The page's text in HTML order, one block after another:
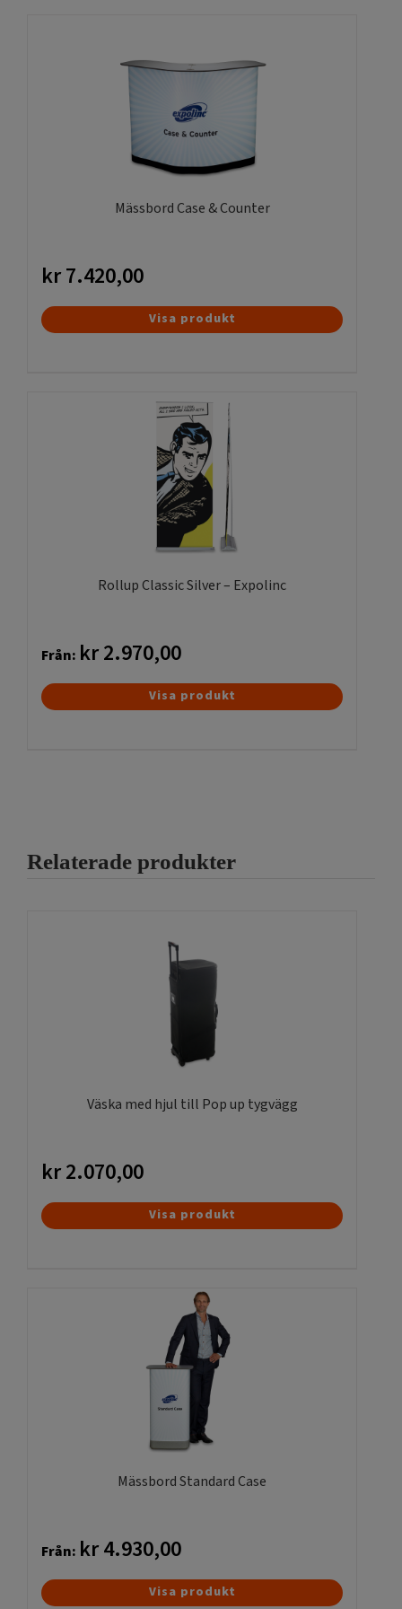
Mässbord Case & Counter
kr7.420,00
Den
här
flera
varianter.
De
olika
alternativen
kan
väljas
på
Visa produkt
Rollup Classic Silver – Expolinc
Från: kr2.970,00
Den
här
alternativen
Visa produkt
Relaterade produkter
Väska med hjul till Pop up tygvägg
kr2.070,00
Visa produkt
Mässbord Standard Case
Från: kr4.930,00
Den
Visa produkt